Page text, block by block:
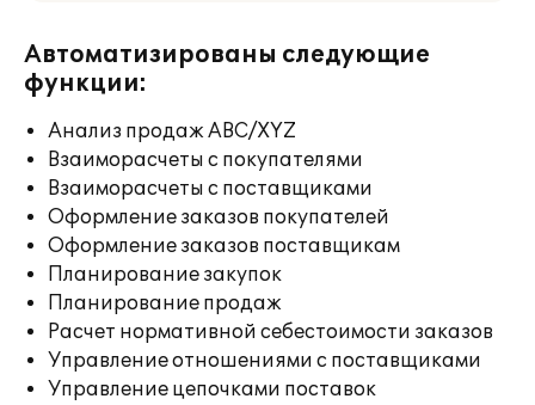
Автоматизированы следующие
функции:
Анализ продаж ABC/XYZ
Взаиморасчеты с покупателями
Взаиморасчеты с поставщиками
Оформление заказов покупателей
Оформление заказов поставщикам
Планирование закупок
Планирование продаж
Расчет нормативной себестоимости заказов
Управление отношениями с поставщиками
Управление цепочками поставок